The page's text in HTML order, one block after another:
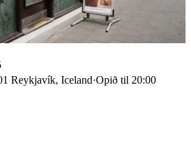
Reykjavík, Iceland·Opið til 20:00